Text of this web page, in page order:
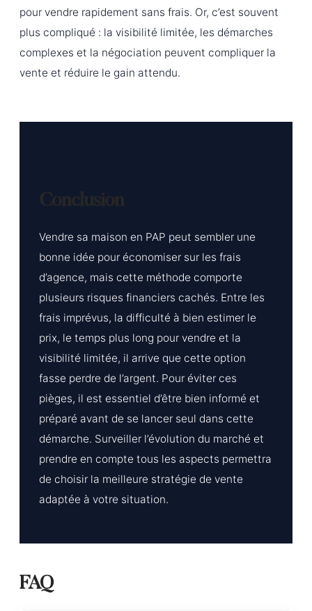
pour vendre rapidement sans frais. Or, c’est souvent
plus compliqué : la visibilité limitée, les démarches
complexes et la négociation peuvent compliquer la
vente et réduire le gain attendu.
Conclusion
Vendre sa maison en PAP peut sembler une
bonne idée pour économiser sur les frais
d’agence, mais cette méthode comporte
plusieurs risques financiers cachés. Entre les
frais imprévus, la difficulté à bien estimer le
prix, le temps plus long pour vendre et la
visibilité limitée, il arrive que cette option
fasse perdre de l’argent. Pour éviter ces
pièges, il est essentiel d’être bien informé et
préparé avant de se lancer seul dans cette
démarche. Surveiller l’évolution du marché et
prendre en compte tous les aspects permettra
de choisir la meilleure stratégie de vente
adaptée à votre situation.
FAQ